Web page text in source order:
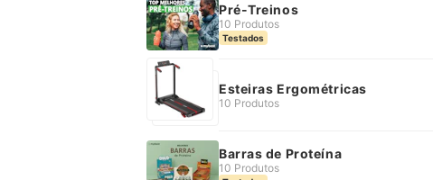
Pré-Treinos
10 Produtos
Testados
Esteiras Ergométricas
10 Produtos
Barras de Proteína
10 Produtos